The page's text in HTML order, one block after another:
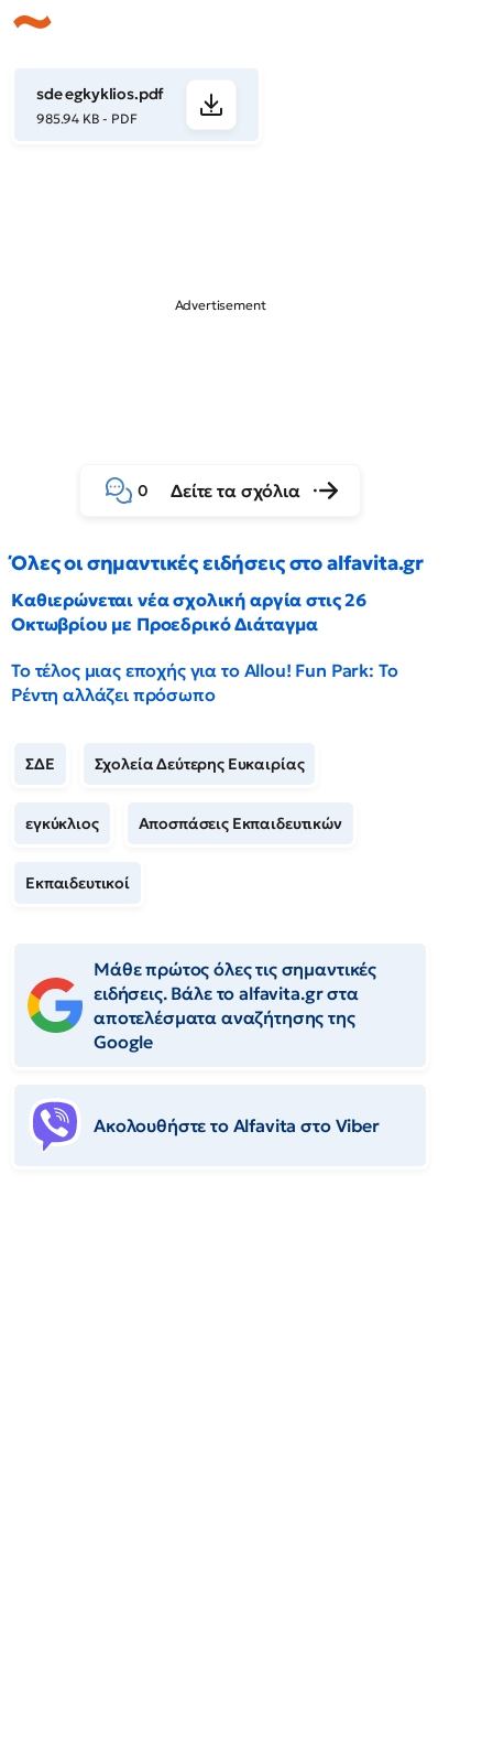
sde egkyklios.pdf
985.94 KB - PDF
0 Δείτε τα σχόλια
Όλες οι σημαντικές ειδήσεις στο alfavita.gr
Καθιερώνεται νέα σχολική αργία στις 26
Οκτωβρίου με Προεδρικό Διάταγμα
Το τέλος μιας εποχής για το Allou! Fun Park: Το
Ρέντη αλλάζει πρόσωπο
ΣΔΕ Σχολεία Δεύτερης Ευκαιρίας
εγκύκλιος Αποσπάσεις Εκπαιδευτικών
Εκπαιδευτικοί
Μάθε πρώτος όλες τις σημαντικές
ειδήσεις. Βάλε το alfavita.gr στα
αποτελέσματα αναζήτησης της
Google
Ακολουθήστε το Αlfavita στο Viber